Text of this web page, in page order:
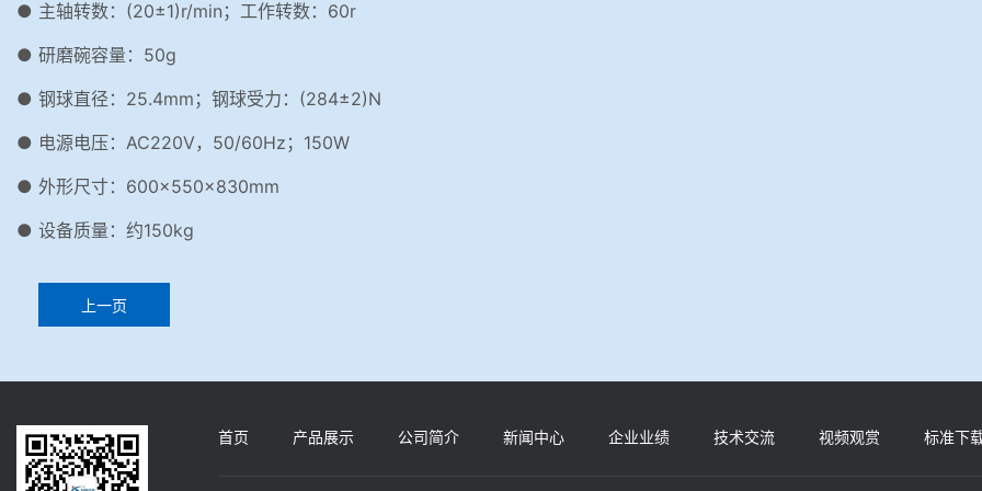
● 主轴转数：(20±1)r/min；工作转数：60r
● 研磨碗容量：50g
● 钢球直径：25.4mm；钢球受力：(284±2)N
● 电源电压：AC220V，50/60Hz；150W
● 外形尺寸：600×550×830mm
● 设备质量：约150kg
上一页
首页 产品展示 公司简介 新闻中心 企业业绩 技术交流 视频观赏 标准下